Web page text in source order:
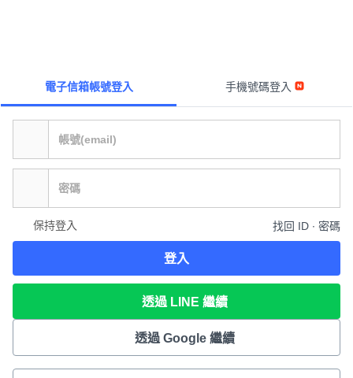
電子信箱帳號登入 手機號碼登入
保持登入 找回 ID ∙ 密碼
登入
透過 LINE 繼續
透過 Google 繼續